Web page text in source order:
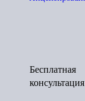
Бесплатная